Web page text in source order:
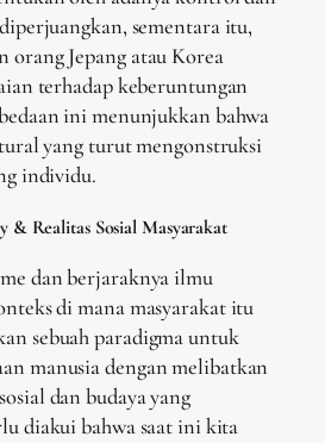
sementara itu,
orang Jepang atau Korea
terhadap keberuntungan
ini menunjukkan bahwa
yang turut mengonstruksi
individu.
& Realitas Sosial Masyarakat
dan berjaraknya ilmu
di mana masyarakat itu
sebuah paradigma untuk
manusia dengan melibatkan
dan budaya yang
diakui bahwa saat ini kita